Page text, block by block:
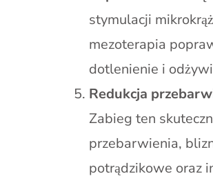
stymulacji
mezoterapia
dotlenienie i
Redukcja
Zabieg ten
przebarwienia,
potrądzikowe oraz